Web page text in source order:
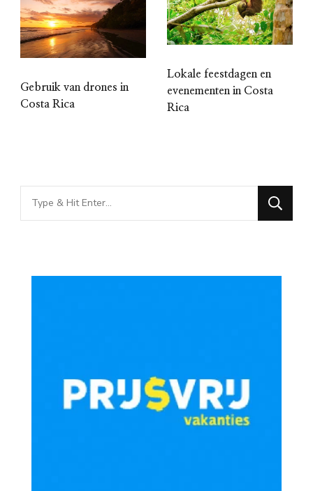
Gebruik van drones in
Costa Rica
Lokale feestdagen en
evenementen in Costa
Rica
Looking
for